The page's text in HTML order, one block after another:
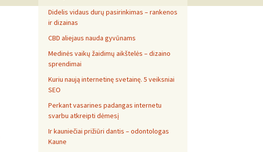
Didelis vidaus durų pasirinkimas – rankenos
ir dizainas
CBD aliejaus nauda gyvūnams
Medinės vaikų žaidimų aikštelės – dizaino
sprendimai
Kuriu naują internetinę svetainę. 5 veiksniai
SEO
Perkant vasarines padangas internetu
svarbu atkreipti dėmesį
Ir kauniečiai prižiūri dantis – odontologas
Kaune